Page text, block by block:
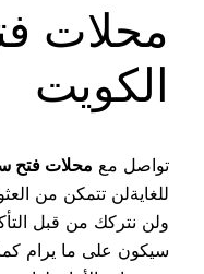
محلات
الكويت
تواصل مع محلات فتح
للغايةلن تتمكن من
ولن نتركك من قبل
سيكون على ما يرام